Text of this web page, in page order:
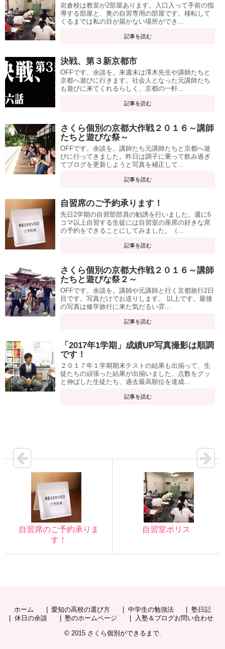
岩倉校は教室が2部屋あります。入口入って手前の指
導する部屋と、奥の自習専用の部屋です。移転して
くるまでは私の目が届かない場所ができ...
記事を読む
決戦、第３新京都市
OFFです。余談を。来週末は澤木先生や講師たちと
京都へ遊びに行きます。社会人となった元講師たち
も遊びに来てくれるらしく、京都の一軒...
記事を読む
さくら個別の京都大作戦２０１６～講師
たちと遊びな祭～
OFFです。余談を。講師たち元講師たちと京都へ遊
びに行ってきました。昨日は調子に乗って飲み過ぎ
てブログを更新しようと写真を補正して...
記事を読む
自習席のご予約承ります！
先日2学期の自習部部員の勧誘を行いました。週に6
コマ以上自習する生徒には自習室の座席の好きな席
の予約をできることにしてみました。（...
記事を読む
さくら個別の京都大作戦２０１６～講師
たちと遊びな祭２～
OFFです。余談を。講師や元講師と行く京都旅行2日
目です。写真だけでお送りします。 以上です。最後
の写真は修学旅行に来た気だるい雰...
記事を読む
「2017年1学期」成績UP写真撮影は順調
です！
２０１７年１学期期末テストの結果も出揃って、生
徒たちの頑張った結果が出揃いました。点数をグッ
と伸ばした生徒たち、過去最高順位を達成...
記事を読む
自習席のご予約承りま
す！
自習室ポリス
ホーム 愛知の高校の選び方 中学生の勉強法
塾日記
休日の余談
塾のホームページ
入塾＆ブログお問い合わせ
© 2015 さくら個別ができるまで.